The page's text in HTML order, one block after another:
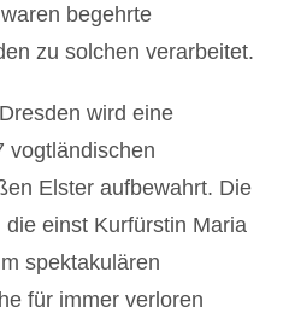
begehrte
zu solchen verarbeitet.
wird eine
vogtländischen
Elster aufbewahrt. Die
einst Kurfürstin Maria
spektakulären
für immer verloren